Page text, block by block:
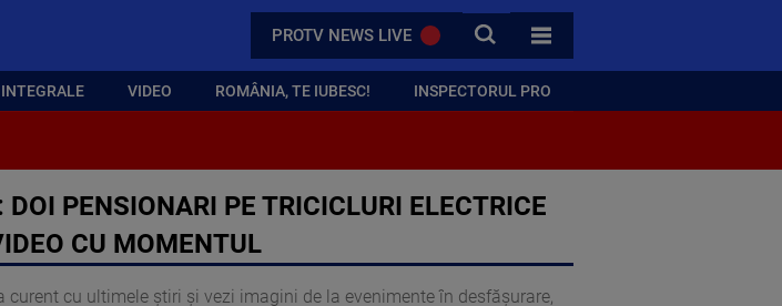
PROTV NEWS LIVE CAUTA
TOATE CATEGORIILE
VIDEO ROMÂNIA, TE IUBESC! INSPECTORUL PRO
PENSIONARI PE TRICICLURI ELECTRICE
CU MOMENTUL
cu ultimele știri și vezi imagini de la evenimente în desfășurare,